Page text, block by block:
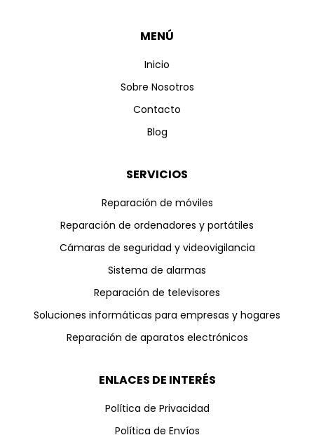
MENÚ
Inicio
Sobre Nosotros
Contacto
Blog
SERVICIOS
Reparación de móviles
Reparación de ordenadores y portátiles
Cámaras de seguridad y videovigilancia
Sistema de alarmas
Reparación de televisores
Soluciones informáticas para empresas y hogares
Reparación de aparatos electrónicos
ENLACES DE INTERÉS
Política de Privacidad
Política de Envíos